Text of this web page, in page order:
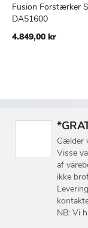
Læg i kurv
Fusion Forstærker
DA51600
4.849,00 kr
Gælder
Visse
af
ikke
NB: Vi